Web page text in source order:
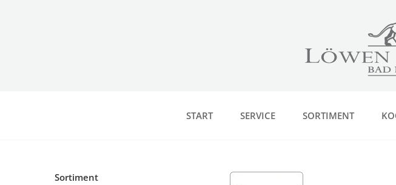
START SERVICE SORTIMENT
Sortiment